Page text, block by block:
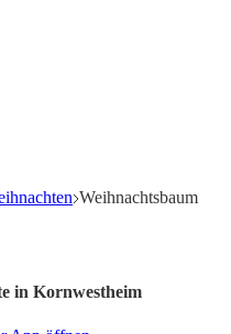
Weihnachtsbaum
in Kornwestheim